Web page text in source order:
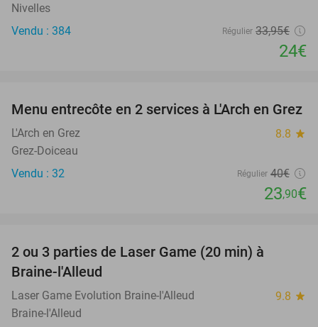
Nivelles
Vendu : 384
Régulier 33,95€
24€
40%
Menu entrecôte en 2 services à L'Arch en Grez
L'Arch en Grez 8.8 star
Grez-Doiceau
Vendu : 32
Régulier 40€
23,90€
2 ou 3 parties de Laser Game (20 min) à
Braine-l'Alleud
Laser Game Evolution Braine-l'Alleud 9.8 star
Braine-l'Alleud